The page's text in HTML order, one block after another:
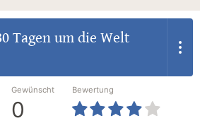
Tagen um die Welt
Gewünscht
0
Bewertung